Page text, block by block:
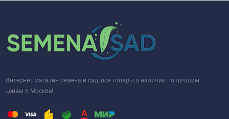
Интернет магазин семена и сад, все товары в наличии по лучшим
ценам в Москве!